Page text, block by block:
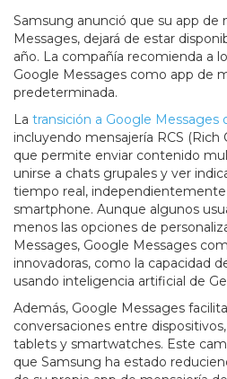
Samsung anunció que su app de
Messages, dejará de estar
año. La compañía recomienda a
Google Messages como app de
predeterminada.
La transición a Google Messages
incluyendo mensajería RCS
que permite enviar contenido
unirse a chats grupales y ver
tiempo real,
smartphone. Aunque algunos
menos las opciones de
Messages, Google Messages
innovadoras, como la capacidad
usando inteligencia artificial de
Además, Google Messages
conversaciones entre
tablets y smartwatches. Este
que Samsung ha estado